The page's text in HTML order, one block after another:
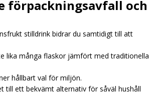
förpackningsavfall och
stilldrink bidrar du samtidigt till att
lika många flaskor jämfört med traditionella
hållbart val för miljön.
till ett bekvämt alternativ för såväl hushåll